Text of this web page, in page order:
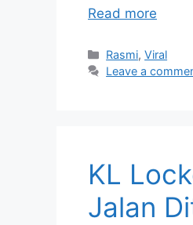
Read more
Categories
Rasmi,Viral
Leave a
KL
Jalan